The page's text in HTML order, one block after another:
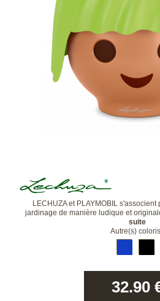
LECHUZA et PLAYMOBIL
jardinage de manière ludique et
suite
Autre(s)
32.90